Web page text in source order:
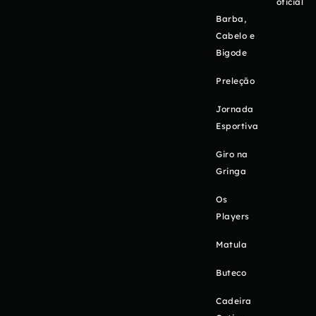
Barba,
Cabelo e
Bigode
Preleção
Jornada
Esportiva
Giro na
Gringa
Os
Players
Matula
Buteco
Cadeira